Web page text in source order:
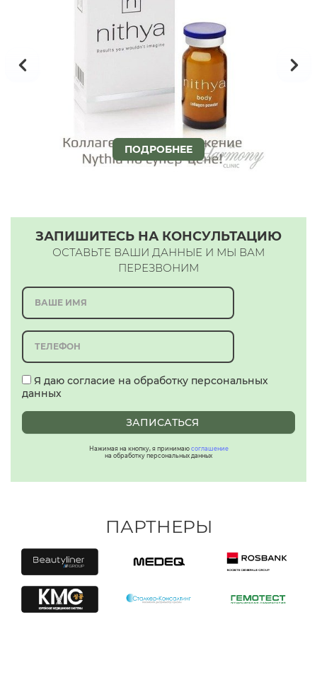
ПОДРОБНЕЕ
ЗАПИШИТЕСЬ НА КОНСУЛЬТАЦИЮ
ОСТАВЬТЕ ВАШИ ДАННЫЕ И МЫ ВАМ
ПЕРЕЗВОНИМ
Я даю согласие на обработку персональных
данных
ЗАПИСАТЬСЯ
Нажимая на кнопку, я принимаю соглашение
на обработку персональных данных
ПАРТНЕРЫ